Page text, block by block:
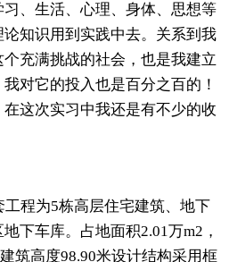
、生活、心理、身体、思想等
知识用到实践中去。关系到我
充满挑战的社会，也是我建立
对它的投入也是百分之百的！
这次实习中我还是有不少的收
工程为5栋高层住宅建筑、地下
下车库。占地面积2.01万m2，
筑高度98.90米设计结构采用框